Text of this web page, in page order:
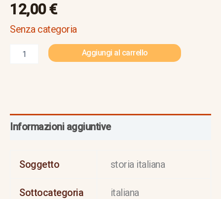
12,00€
Senza categoria
Aggiungi al carrello
Informazioni aggiuntive
Soggetto storia italiana
Sottocategoria italiana